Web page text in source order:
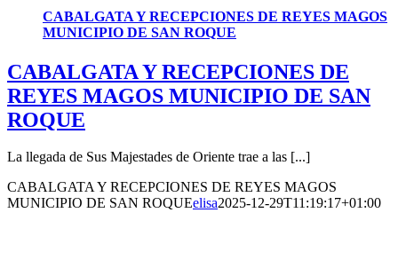
CABALGATA Y RECEPCIONES DE REYES MAGOS
MUNICIPIO DE SAN ROQUE
CABALGATA Y RECEPCIONES DE
REYES MAGOS MUNICIPIO DE SAN
ROQUE
La llegada de Sus Majestades de Oriente trae a las [...]
CABALGATA Y RECEPCIONES DE REYES MAGOS
MUNICIPIO DE SAN ROQUEelisa2025-12-29T11:19:17+01:00